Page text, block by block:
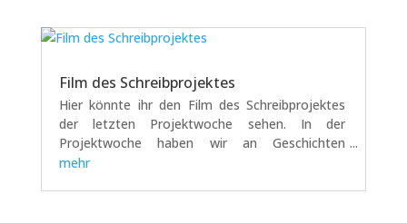
Film des Schreibprojektes
Hier könnte ihr den Film des Schreibprojektes
der letzten Projektwoche sehen. In der
Projektwoche haben wir an Geschichten
geschrieben, mit Schreiben experimentiert (zum
mehr